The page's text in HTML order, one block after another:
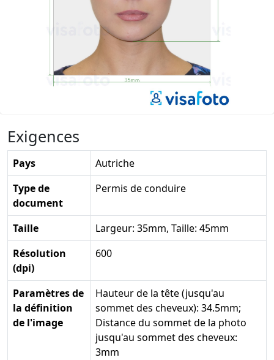
Exigences
Pays
Autriche
Type de
document
Permis de conduire
Taille
Largeur: 35mm, Taille: 45mm
Résolution
(dpi)
600
Paramètres de
la définition
de l'image
Hauteur de la tête (jusqu'au
sommet des cheveux): 34.5mm;
Distance du sommet de la photo
jusqu'au sommet des cheveux:
3mm